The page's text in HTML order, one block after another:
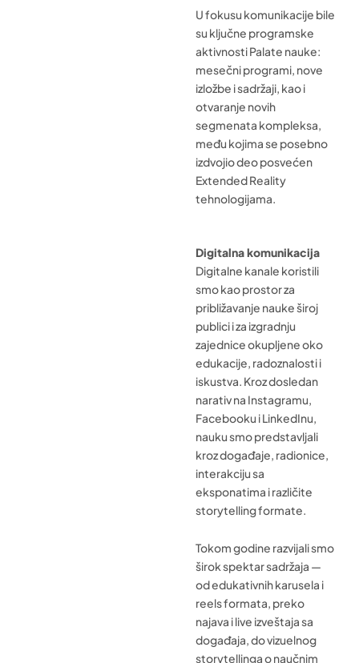
U fokusu komunikacije bile
su ključne programske
aktivnosti Palate nauke:
mesečni programi, nove
izložbe i sadržaji, kao i
otvaranje novih
segmenata kompleksa,
među kojima se posebno
izdvojio deo posvećen
Extended Reality
tehnologijama.
Digitalna komunikacija
Digitalne kanale koristili
smo kao prostor za
približavanje nauke široj
publici i za izgradnju
zajednice okupljene oko
edukacije, radoznalosti i
iskustva. Kroz dosledan
narativ na Instagramu,
Facebooku i LinkedInu,
nauku smo predstavljali
kroz događaje, radionice,
interakciju sa
eksponatima i različite
storytelling formate.
Tokom godine razvijali smo
širok spektar sadržaja —
od edukativnih karusela i
reels formata, preko
najava i live izveštaja sa
događaja, do vizuelnog
storytellinga o naučnim